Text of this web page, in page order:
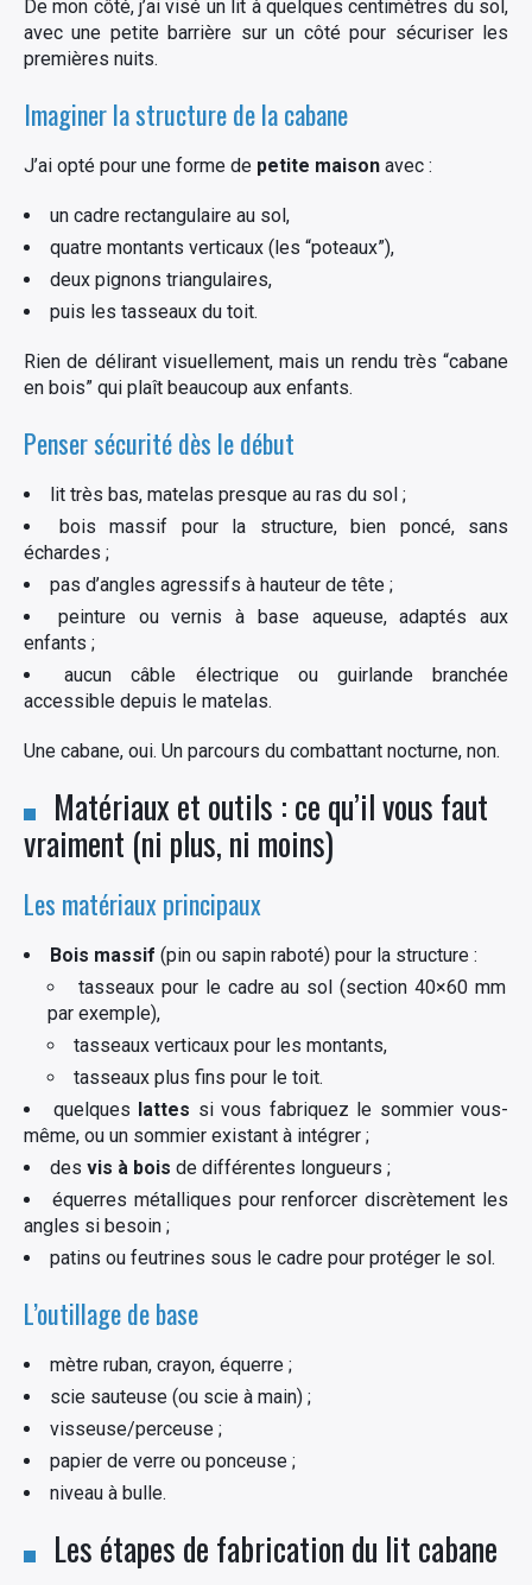
De mon côté, j’ai visé un lit à quelques centimètres du sol,
avec une petite barrière sur un côté pour sécuriser les
premières nuits.
Imaginer la structure de la cabane
J’ai opté pour une forme de petite maison avec :
un cadre rectangulaire au sol,
quatre montants verticaux (les “poteaux”),
deux pignons triangulaires,
puis les tasseaux du toit.
Rien de délirant visuellement, mais un rendu très “cabane
en bois” qui plaît beaucoup aux enfants.
Penser sécurité dès le début
lit très bas, matelas presque au ras du sol ;
bois massif pour la structure, bien poncé, sans
échardes ;
pas d’angles agressifs à hauteur de tête ;
peinture ou vernis à base aqueuse, adaptés aux
enfants ;
aucun câble électrique ou guirlande branchée
accessible depuis le matelas.
Une cabane, oui. Un parcours du combattant nocturne, non.
Matériaux et outils : ce qu’il vous faut
vraiment (ni plus, ni moins)
Les matériaux principaux
Bois massif (pin ou sapin raboté) pour la structure :
tasseaux pour le cadre au sol (section 40×60 mm
par exemple),
tasseaux verticaux pour les montants,
tasseaux plus fins pour le toit.
quelques lattes si vous fabriquez le sommier vous-
même, ou un sommier existant à intégrer ;
des vis à bois de différentes longueurs ;
équerres métalliques pour renforcer discrètement les
angles si besoin ;
patins ou feutrines sous le cadre pour protéger le sol.
L’outillage de base
mètre ruban, crayon, équerre ;
scie sauteuse (ou scie à main) ;
visseuse/perceuse ;
papier de verre ou ponceuse ;
niveau à bulle.
Les étapes de fabrication du lit cabane